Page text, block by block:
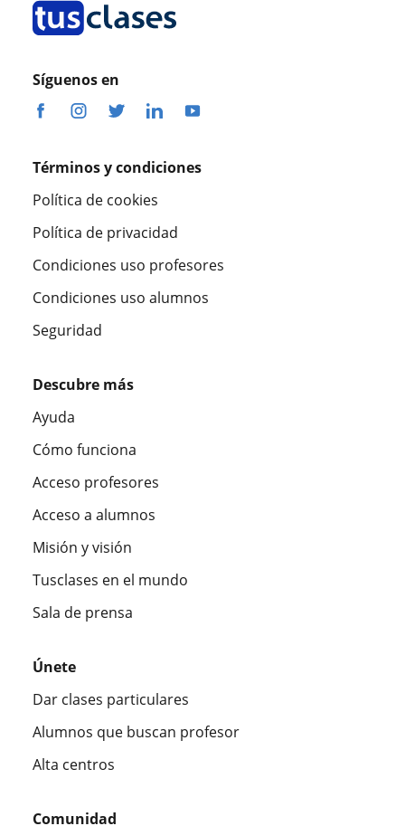
Síguenos en
Términos y condiciones
Política de cookies
Política de privacidad
Condiciones uso profesores
Condiciones uso alumnos
Seguridad
Descubre más
Ayuda
Cómo funciona
Acceso profesores
Acceso a alumnos
Misión y visión
Tusclases en el mundo
Sala de prensa
Únete
Dar clases particulares
Alumnos que buscan profesor
Alta centros
Comunidad